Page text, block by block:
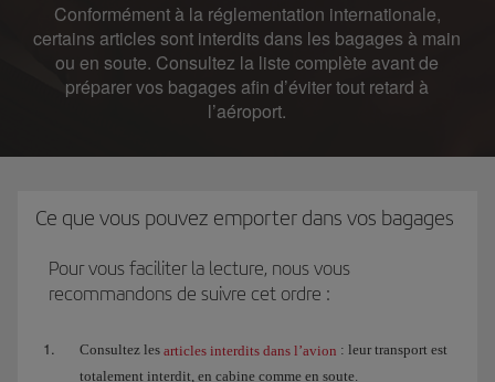
Conformément à la réglementation internationale,
certains articles sont interdits dans les bagages à main
ou en soute. Consultez la liste complète avant de
préparer vos bagages afin d’éviter tout retard à
l’aéroport.
Ce que vous pouvez emporter dans vos bagages
Pour vous faciliter la lecture, nous vous
recommandons de suivre cet ordre :
Consultez les articles interdits dans l’avion : leur transport est
totalement interdit, en cabine comme en soute.